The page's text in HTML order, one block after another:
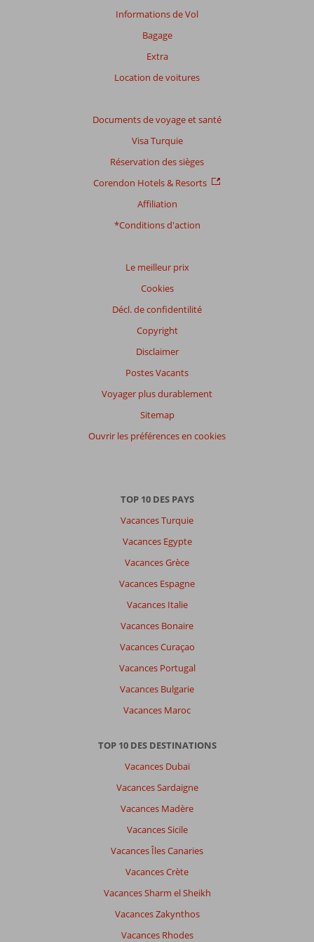
Informations de Vol
Bagage
Extra
Location de voitures
Documents de voyage et santé
Visa Turquie
Réservation des sièges
Corendon Hotels & Resorts
Affiliation
*Conditions d'action
Le meilleur prix
Cookies
Décl. de confidentilité
Copyright
Disclaimer
Postes Vacants
Voyager plus durablement
Sitemap
Ouvrir les préférences en cookies
TOP 10 DES PAYS
Vacances Turquie
Vacances Egypte
Vacances Grèce
Vacances Espagne
Vacances Italie
Vacances Bonaire
Vacances Curaçao
Vacances Portugal
Vacances Bulgarie
Vacances Maroc
TOP 10 DES DESTINATIONS
Vacances Dubaï
Vacances Sardaigne
Vacances Madère
Vacances Sicile
Vacances Îles Canaries
Vacances Crète
Vacances Sharm el Sheikh
Vacances Zakynthos
Vacances Rhodes